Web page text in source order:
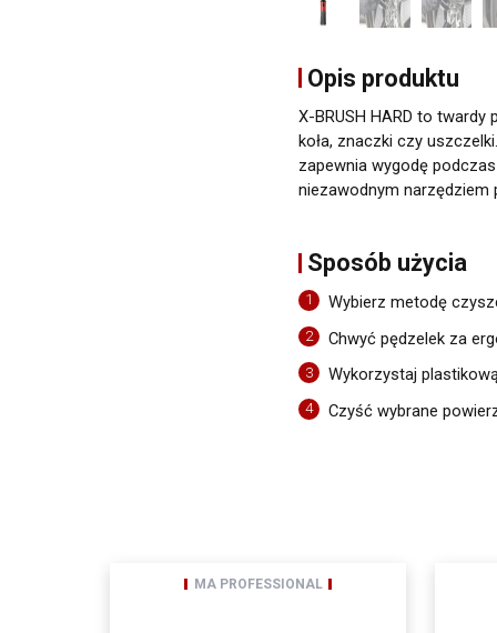
Opis produktu
X-BRUSH HARD to
koła, znaczki czy
zapewnia wygodę
niezawodnym narzędziem
Sposób użycia
1 Wybierz metodę
2 Chwyć pędzelek za
3 Wykorzystaj
4 Czyść wybrane
MA PROFESSIONAL
Newsletter
Wyrażam zgodę na
pouczeniem
z art. 13 ogólnego
administratorem
Odbiorcami Pani/
wyłącznie
Pani/Pana dane